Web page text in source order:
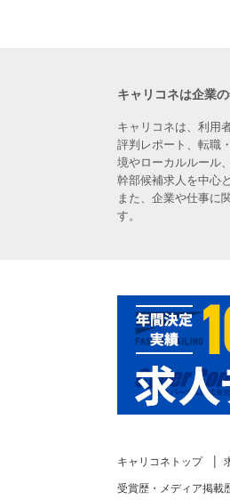
キャリコネは企業
キャリコネは、利用
評判レポート、転職
境やローカルルール
幹部候補求人を中心
また、企業や仕事に
す。
キャリコネトップ
受賞歴・メディア掲載